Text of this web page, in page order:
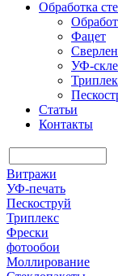
Обработка
Фацет
УФ-
Статьи
Контакты
Витражи
УФ-печать
Пескоструй
Триплекс
Фрески
фотообои
Моллирование